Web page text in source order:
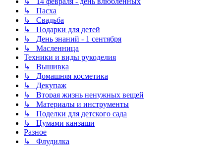
↳ Пасха
↳ Свадьба
↳ Подарки для детей
↳ День знаний - 1 сентября
↳ Масленница
Техники и виды рукоделия
↳ Вышивка
↳ Домашняя косметика
↳ Декупаж
↳ Вторая жизнь ненужных вещей
↳ Материалы и инструменты
↳ Поделки для детского сада
↳ Цумами канзаши
Разное
↳ Флудилка